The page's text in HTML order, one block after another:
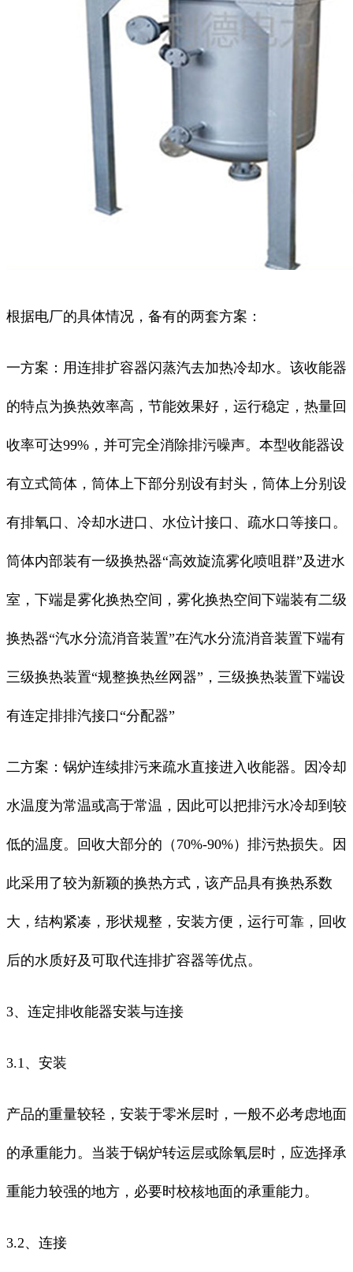
根据电厂的具体情况，备有的两套方案：
一方案：用连排扩容器闪蒸汽去加热冷却水。该收能器
的特点为换热效率高，节能效果好，运行稳定，热量回
收率可达99%，并可完全消除排污噪声。本型收能器设
有立式筒体，筒体上下部分别设有封头，筒体上分别设
有排氧口、冷却水进口、水位计接口、疏水口等接口。
筒体内部装有一级换热器“高效旋流雾化喷咀群”及进水
室，下端是雾化换热空间，雾化换热空间下端装有二级
换热器“汽水分流消音装置”在汽水分流消音装置下端有
三级换热装置“规整换热丝网器”，三级换热装置下端设
有连定排排汽接口“分配器”
二方案：锅炉连续排污来疏水直接进入收能器。因冷却
水温度为常温或高于常温，因此可以把排污水冷却到较
低的温度。回收大部分的（70%-90%）排污热损失。因
此采用了较为新颖的换热方式，该产品具有换热系数
大，结构紧凑，形状规整，安装方便，运行可靠，回收
后的水质好及可取代连排扩容器等优点。
3、连定排收能器安装与连接
3.1、安装
产品的重量较轻，安装于零米层时，一般不必考虑地面
的承重能力。当装于锅炉转运层或除氧层时，应选择承
重能力较强的地方，必要时校核地面的承重能力。
3.2、连接